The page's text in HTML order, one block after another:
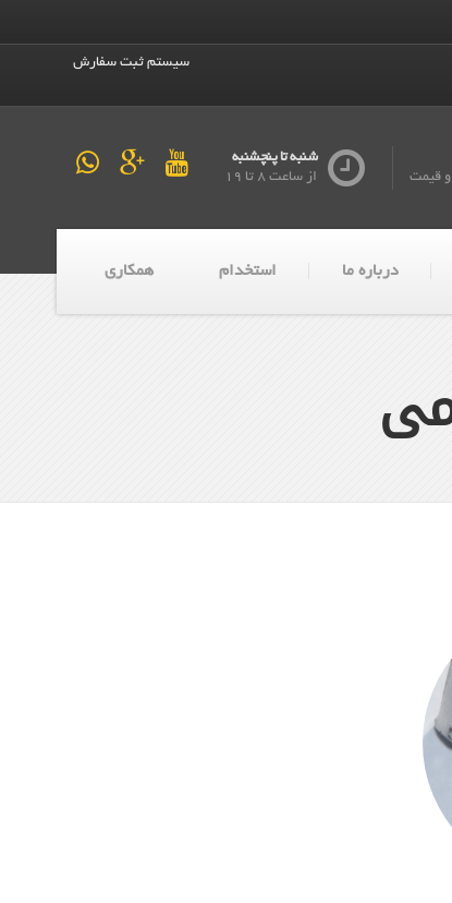
سیستم ثبت سفارش
و قیمت
شنبه تا پنچشنبه
از ساعت 8 تا 19
درباره ما استخدام همکاری